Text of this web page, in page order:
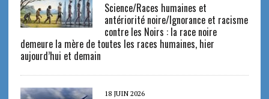
Science/Races humaines et
antériorité noire/Ignorance et racisme
contre les Noirs : la race noire
demeure la mère de toutes les races humaines, hier
aujourd’hui et demain
18 JUIN 2026